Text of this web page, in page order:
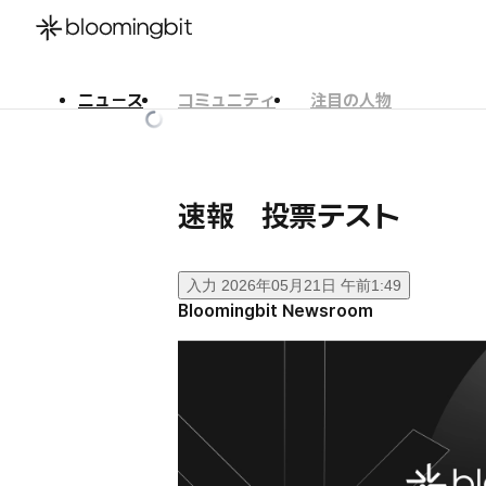
ニュース コミュニティ
注目の人物
速報 投票テスト
入力 2026年05月21日 午前1:49
Bloomingbit Newsroom